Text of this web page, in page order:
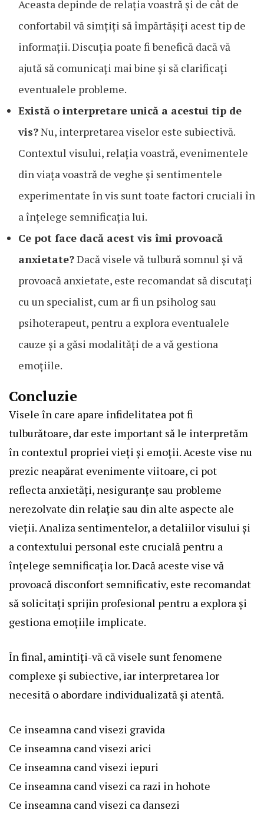
Aceasta depinde de relația voastră și de cât de
confortabil vă simțiți să împărtășiți acest tip de
informații. Discuția poate fi benefică dacă vă
ajută să comunicați mai bine și să clarificați
eventualele probleme.
Există o interpretare unică a acestui tip de
vis?Nu, interpretarea viselor este subiectivă.
Contextul visului, relația voastră, evenimentele
din viața voastră de veghe și sentimentele
experimentate în vis sunt toate factori cruciali în
a înțelege semnificația lui.
Ce pot face dacă acest vis îmi provoacă
anxietate?Dacă visele vă tulbură somnul și vă
provoacă anxietate, este recomandat să discutați
cu un specialist, cum ar fi un psiholog sau
psihoterapeut, pentru a explora eventualele
cauze și a găsi modalități de a vă gestiona
emoțiile.
Concluzie
Visele în care apare infidelitatea pot fi
tulburătoare, dar este important să le interpretăm
în contextul propriei vieți și emoții. Aceste vise nu
prezic neapărat evenimente viitoare, ci pot
reflecta anxietăți, nesiguranțe sau probleme
nerezolvate din relație sau din alte aspecte ale
vieții. Analiza sentimentelor, a detaliilor visului și
a contextului personal este crucială pentru a
înțelege semnificația lor. Dacă aceste vise vă
provoacă disconfort semnificativ, este recomandat
să solicitați sprijin profesional pentru a explora și
gestiona emoțiile implicate.
În final, amintiți-vă că visele sunt fenomene
complexe și subiective, iar interpretarea lor
necesită o abordare individualizată și atentă.
Ce inseamna cand visezi gravida
Ce inseamna cand visezi arici
Ce inseamna cand visezi iepuri
Ce inseamna cand visezi ca razi in hohote
Ce inseamna cand visezi ca dansezi